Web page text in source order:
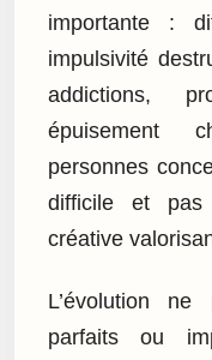
importante :
impulsivité
addictions,
épuisement
personnes
difficile et pas
créative
L’évolution
parfaits ou